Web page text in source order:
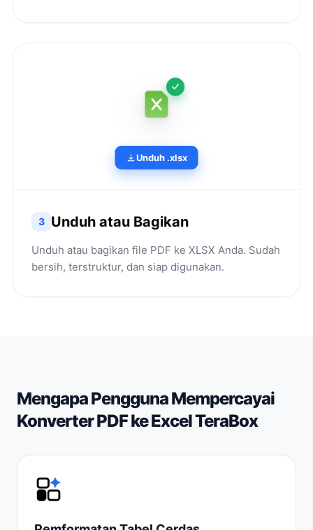
Unduh .xlsx
3 Unduh atau Bagikan
Unduh atau bagikan file PDF ke XLSX Anda. Sudah
bersih, terstruktur, dan siap digunakan.
Mengapa Pengguna Mempercayai
Konverter PDF ke Excel TeraBox